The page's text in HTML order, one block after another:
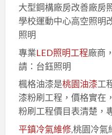
大型鋼構廠房改善廠房
學校運動中心高空照明
照明
專業LED照明工程廠商
請：台鈺照明
楓格油漆是桃園油漆工
漆粉刷工程，價格實在
粉刷工程價目表清楚，
平鎮冷氣維修,桃園冷氣